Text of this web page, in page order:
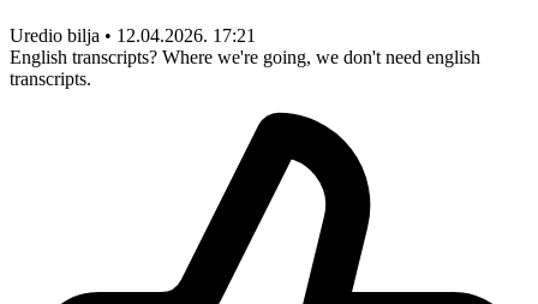
Uredio bilja • 12.04.2026. 17:21
English transcripts? Where we're going, we don't need english
transcripts.